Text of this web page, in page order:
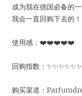
成为我在德国必备的
我会一直回购下去的！
使用感：❤️❤️❤️❤️❤️
回购指数：✨✨✨✨✨✨
购买渠道：